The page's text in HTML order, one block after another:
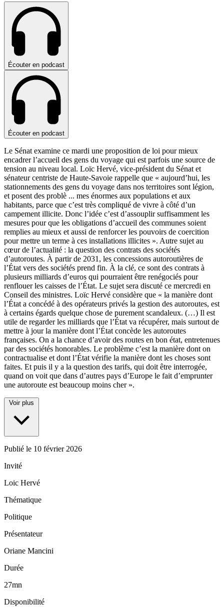
Écouter en podcast
Écouter en podcast
Le Sénat examine ce mardi une proposition de loi pour mieux
encadrer l’accueil des gens du voyage qui est parfois une source de
tension au niveau local. Loïc Hervé, vice-président du Sénat et
sénateur centriste de Haute-Savoie rappelle que « aujourd’hui, les
stationnements des gens du voyage dans nos territoires sont légion,
et posent des problè ... mes énormes aux populations et aux
habitants, parce que c’est très compliqué de vivre à côté d’un
campement illicite. Donc l’idée c’est d’assouplir suffisamment les
mesures pour que les obligations d’accueil des communes soient
remplies au mieux et aussi de renforcer les pouvoirs de coercition
pour mettre un terme à ces installations illicites ». Autre sujet au
cœur de l’actualité : la question des contrats des sociétés
d’autoroutes. À partir de 2031, les concessions autoroutières de
l’État vers des sociétés prend fin. À la clé, ce sont des contrats à
plusieurs milliards d’euros qui pourraient être renégociés pour
renflouer les caisses de l’État. Le sujet sera discuté ce mercredi en
Conseil des ministres. Loïc Hervé considère que « la manière dont
l’État a concédé à des opérateurs privés la gestion des autoroutes, est
à certains égards quelque chose de purement scandaleux. (…) Il est
utile de regarder les milliards que l’État va récupérer, mais surtout de
mettre à jour la manière dont l’État concède les autoroutes
françaises. On a la chance d’avoir des routes en bon état, entretenues
par des sociétés honorables. Le problème c’est la manière dont on
contractualise et dont l’État vérifie la manière dont les choses sont
faites. Et puis il y a la question des tarifs, qui doit être interrogée,
quand on voit que dans d’autres pays d’Europe le fait d’emprunter
une autoroute est beaucoup moins cher ».
Voir plus
Publié le 10 février 2026
Invité
Loic Hervé
Thématique
Politique
Présentateur
Oriane Mancini
Durée
27mn
Disponibilité